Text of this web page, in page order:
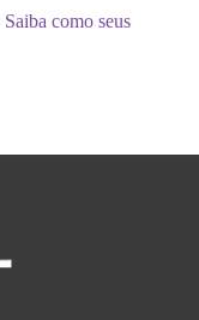
Saiba como seus